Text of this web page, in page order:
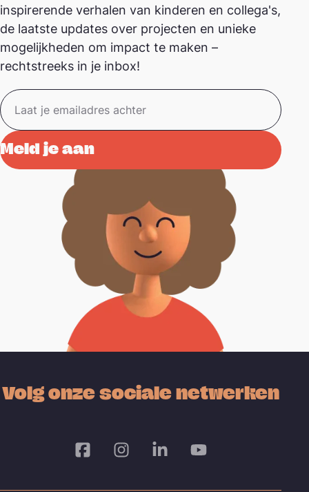
inspirerende verhalen van kinderen en collega's,
de laatste updates over projecten en unieke
mogelijkheden om impact te maken –
rechtstreeks in je inbox!
Volg onze sociale netwerken